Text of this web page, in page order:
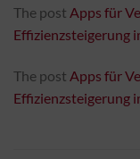
The post Apps für
Effizienzsteigerung
The post Apps für
Effizienzsteigerung